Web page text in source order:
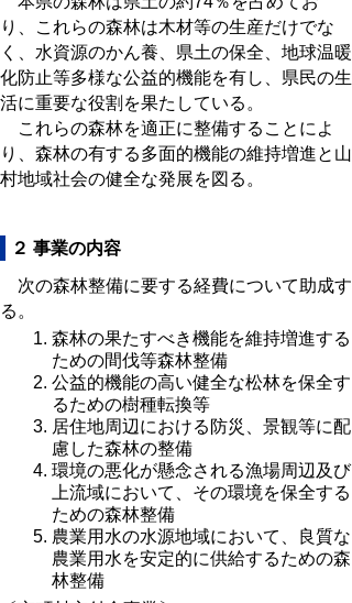
り、これらの森林は木材等の生産だけでな
く、水資源のかん養、県土の保全、地球温暖
化防止等多様な公益的機能を有し、県民の生
活に重要な役割を果たしている。
これらの森林を適正に整備することによ
り、森林の有する多面的機能の維持増進と山
村地域社会の健全な発展を図る。
２ 事業の内容
次の森林整備に要する経費について助成す
る。
森林の果たすべき機能を維持増進する
ための間伐等森林整備
公益的機能の高い健全な松林を保全す
るための樹種転換等
居住地周辺における防災、景観等に配
慮した森林の整備
環境の悪化が懸念される漁場周辺及び
上流域において、その環境を保全する
ための森林整備
農業用水の水源地域において、良質な
農業用水を安定的に供給するための森
林整備